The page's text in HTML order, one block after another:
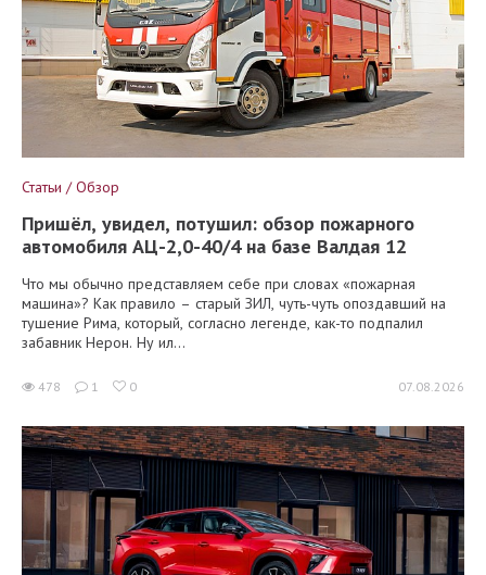
Статьи / Обзор
Пришёл, увидел, потушил: обзор пожарного
автомобиля АЦ-2,0-40/4 на базе Валдая 12
Что мы обычно представляем себе при словах «пожарная
машина»? Как правило – старый ЗИЛ, чуть-чуть опоздавший на
тушение Рима, который, согласно легенде, как-то подпалил
забавник Нерон. Ну ил...
478 1 0 07.08.2026